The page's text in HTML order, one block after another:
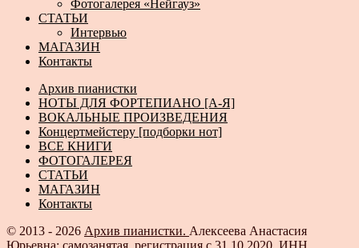
Фотогалерея «Нейгауз»
СТАТЬИ
Интервью
МАГАЗИН
Контакты
Архив пианистки
НОТЫ ДЛЯ ФОРТЕПИАНО [А-Я]
ВОКАЛЬНЫЕ ПРОИЗВЕДЕНИЯ
Концертмейстеру [подборки нот]
ВСЕ КНИГИ
ФОТОГАЛЕРЕЯ
СТАТЬИ
МАГАЗИН
Контакты
© 2013 - 2026 Архив пианистки. Алексеева Анастасия
Юрьевна: самозанятая, регистрация с 31.10.2020, ИНН